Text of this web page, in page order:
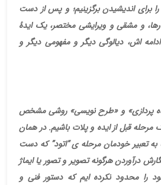
برای اندیشیدن برگزینیم؛ و پس از دست
و مشقی و ویرایشی مختصر، یک ایدۀ
ادامه اش، دیالوگی دیگر و مفهومی دیگر و
پردازی» و «طرح نویسی» روشی مشخص
مرحله قبل از ایده و پلات باشیم. در همان
تعبیر خودمان مرحله ی “اتود” که دست
درآوردن هرگونه تصویر و تصور یا ایماژ
را محدود نکرده ایم که دستور فنی و